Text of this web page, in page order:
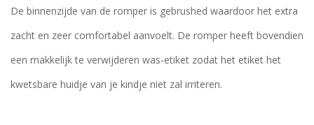
De binnenzijde van de romper is gebrushed waardoor het extra
zacht en zeer comfortabel aanvoelt. De romper heeft bovendien
een makkelijk te verwijderen was-etiket zodat het etiket het
kwetsbare huidje van je kindje niet zal irriteren.